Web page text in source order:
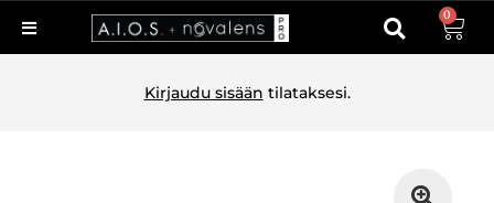
0
Kirjaudu sisään tilataksesi.